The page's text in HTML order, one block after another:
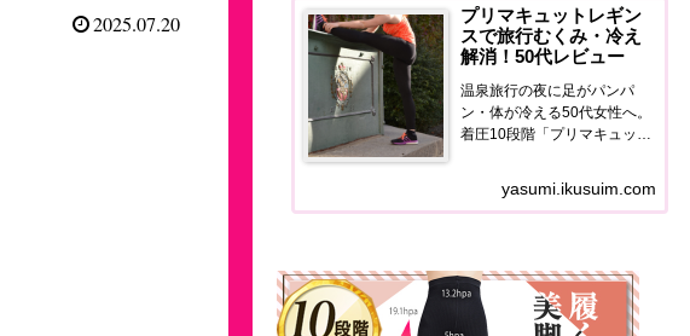
2025.07.20
プリマキュットレギン
スで旅行むくみ・冷え
解消！50代レビュー
温泉旅行の夜に足がパンパ
ン・体が冷える50代女性へ。
着圧10段階「プリマキュット
の足の軽さが全然違います。
yasumi.ikusuim.com